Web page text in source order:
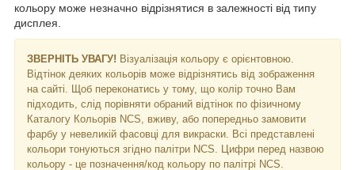
кольору може незначно відрізнятися в залежності від типу
дисплея.
ЗВЕРНІТЬ УВАГУ! Візуалізація кольору є орієнтовною.
Відтінок деяких кольорів може відрізнятись від зображення
на сайті. Щоб переконатись у тому, що колір точно Вам
підходить, слід порівняти обраний відтінок по фізичному
Каталогу Кольорів NCS, вживу, або попередньо замовити
фарбу у невеликій фасовці для викраски. Всі представлені
кольори тонуються згідно палітри NCS. Цифри перед назвою
кольору - це позначення/код кольору по палітрі NCS.